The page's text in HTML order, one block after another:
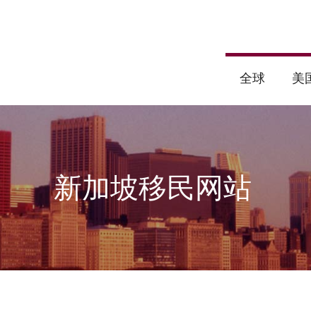
全球 美
新加坡移民网站